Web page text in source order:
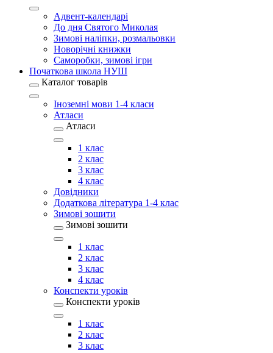
Адвент-календарі
До дня Святого Миколая
Зимові наліпки, розмальовки
Новорічні книжки
Саморобки, зимові ігри
Початкова школа НУШ
Каталог товарів
Іноземні мови 1-4 класи
Атласи
Атласи
1 клас
2 клас
3 клас
4 клас
Довідники
Додаткова література 1-4 клас
Зимові зошити
Зимові зошити
1 клас
2 клас
3 клас
4 клас
Конспекти уроків
Конспекти уроків
1 клас
2 клас
3 клас